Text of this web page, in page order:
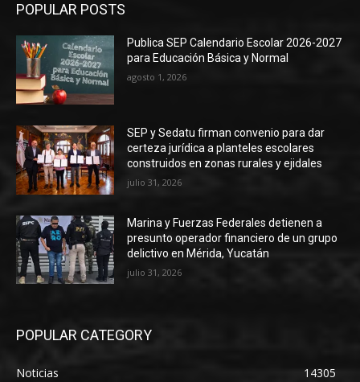
POPULAR POSTS
Publica SEP Calendario Escolar 2026-2027
para Educación Básica y Normal
agosto 1, 2026
SEP y Sedatu firman convenio para dar
certeza jurídica a planteles escolares
construidos en zonas rurales y ejidales
julio 31, 2026
Marina y Fuerzas Federales detienen a
presunto operador financiero de un grupo
delictivo en Mérida, Yucatán
julio 31, 2026
POPULAR CATEGORY
Noticias
14305